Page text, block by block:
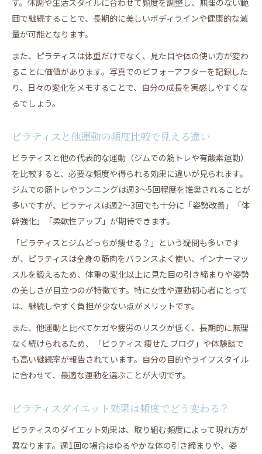
囲で継続することで、長期的に美しいボディラインや健康的な減
量が可能となります。
また、ピラティスは体重だけでなく、見た目や体の使い方が変わ
ることに価値があります。写真でのビフォーアフターを記録した
り、日々の変化をメモすることで、自分の成長を実感しやすくな
るでしょう。
ピラティスと他運動の頻度比較で見える違い
ピラティスと他の代表的な運動（ジムでの筋トレや有酸素運動）
を比較すると、必要な頻度や得られる効果に違いが見られます。
ジムでの筋トレやランニングは週3〜5回程度を推奨されることが
多いですが、ピラティスは週2〜3回でも十分に「姿勢改善」「体
幹強化」「柔軟性アップ」が期待できます。
「ピラティスとジムどっちが痩せる？」という疑問も多いです
が、ピラティスは全身の筋肉をバランスよく使い、インナーマッ
スルを鍛えるため、体重の変化以上に見た目の引き締まりや姿勢
の美しさが目立つのが特徴です。特に女性や運動初心者にとって
は、継続しやすく負担が少ない点がメリットです。
また、他運動と比べてケガや疲労のリスクが低く、長期的に無理
なく続けられるため、「ピラティス 痩せた ブログ」や体験談で
も高い継続率が報告されています。自分の目的やライフスタイル
に合わせて、最適な運動を選ぶことが大切です。
ピラティスダイエット効果は頻度でどう変わる？
ピラティスのダイエット効果は、取り組む頻度によって現れ方が
異なります。週1回の場合はゆるやかな体の引き締まりや、姿